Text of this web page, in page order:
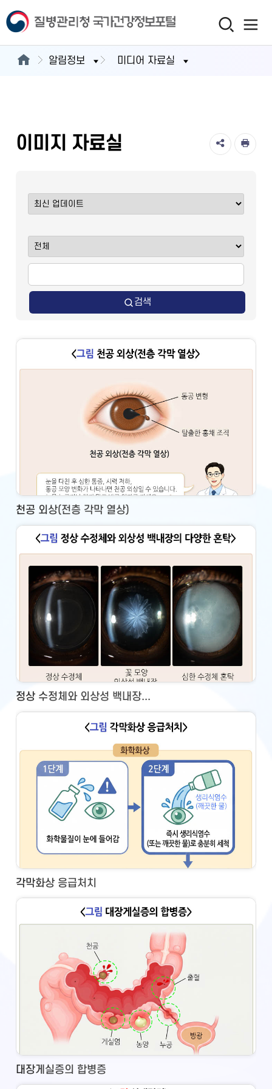
알림정보 미디어 자료실
이미지 자료실
검색
천공 외상(전층 각막 열상)
정상 수정체와 외상성 백내장...
각막화상 응급처치
대장게실증의 합병증